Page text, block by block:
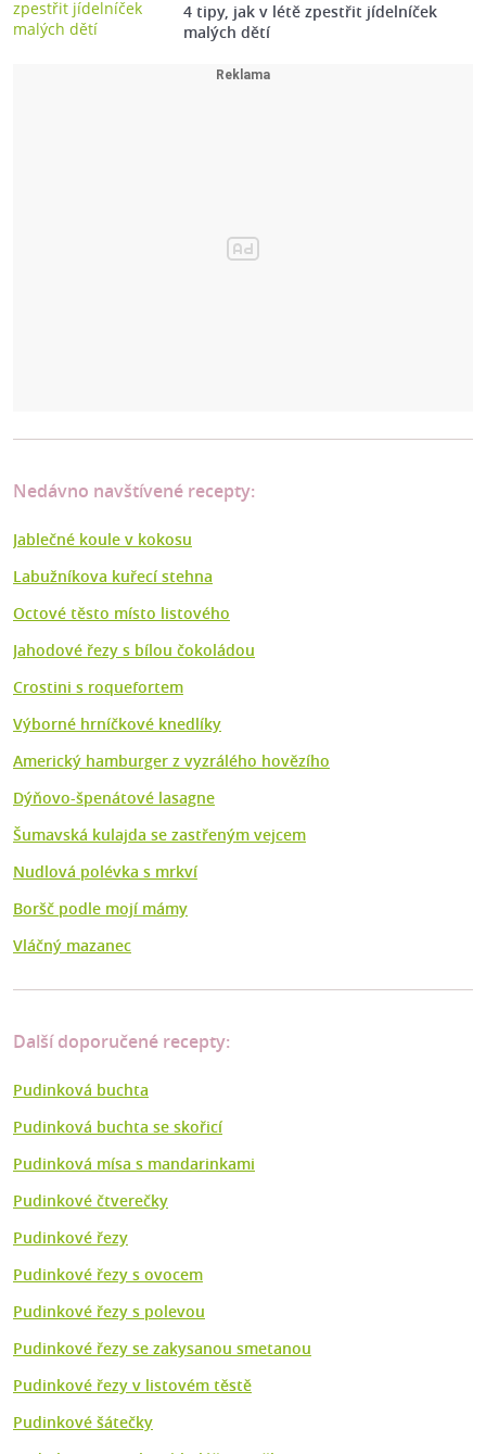
4 tipy, jak v létě zpestřit jídelníček
malých dětí
Nedávno navštívené recepty:
Jablečné koule v kokosu
Labužníkova kuřecí stehna
Octové těsto místo listového
Jahodové řezy s bílou čokoládou
Crostini s roquefortem
Výborné hrníčkové knedlíky
Americký hamburger z vyzrálého hovězího
Dýňovo-špenátové lasagne
Šumavská kulajda se zastřeným vejcem
Nudlová polévka s mrkví
Boršč podle mojí mámy
Vláčný mazanec
Další doporučené recepty:
Pudinková buchta
Pudinková buchta se skořicí
Pudinková mísa s mandarinkami
Pudinkové čtverečky
Pudinkové řezy
Pudinkové řezy s ovocem
Pudinkové řezy s polevou
Pudinkové řezy se zakysanou smetanou
Pudinkové řezy v listovém těstě
Pudinkové šátečky